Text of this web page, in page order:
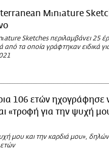
Mınıature
Sketches περιλαμβάνει 25
από τα οποία γράφτηκαν ειδικά
106 ετών ηχογράφησε
«τροφή για την ψυχή
μου και την καρδιά μου»,
ετών